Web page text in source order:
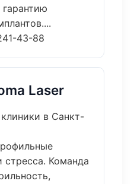
43-88
Laser
в Санкт-
стресса. Команда